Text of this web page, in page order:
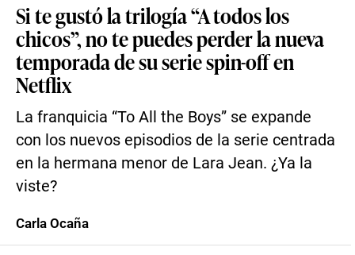
Si te gustó la trilogía “A todos los
chicos”, no te puedes perder la nueva
temporada de su serie spin-off en
Netflix
La franquicia “To All the Boys” se expande
con los nuevos episodios de la serie centrada
en la hermana menor de Lara Jean. ¿Ya la
viste?
Carla Ocaña